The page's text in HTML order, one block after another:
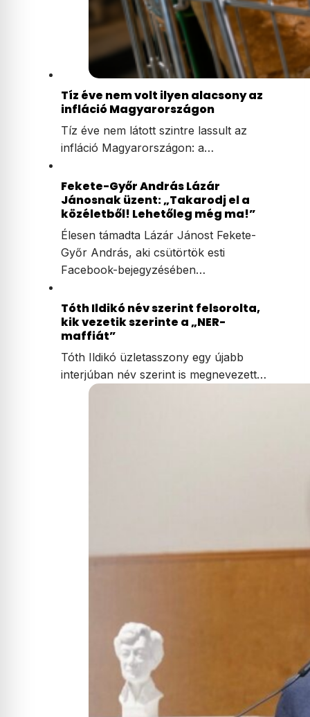
Tíz éve nem volt ilyen alacsony az
infláció Magyarországon
Tíz éve nem látott szintre lassult az
infláció Magyarországon: a…
Fekete-Győr András Lázár
Jánosnak üzent: „Takarodj el a
közéletből! Lehetőleg még ma!”
Élesen támadta Lázár Jánost Fekete-
Győr András, aki csütörtök esti
Facebook-bejegyzésében…
Tóth Ildikó név szerint felsorolta,
kik vezetik szerinte a „NER-
maffiát”
Tóth Ildikó üzletasszony egy újabb
interjúban név szerint is megnevezett…